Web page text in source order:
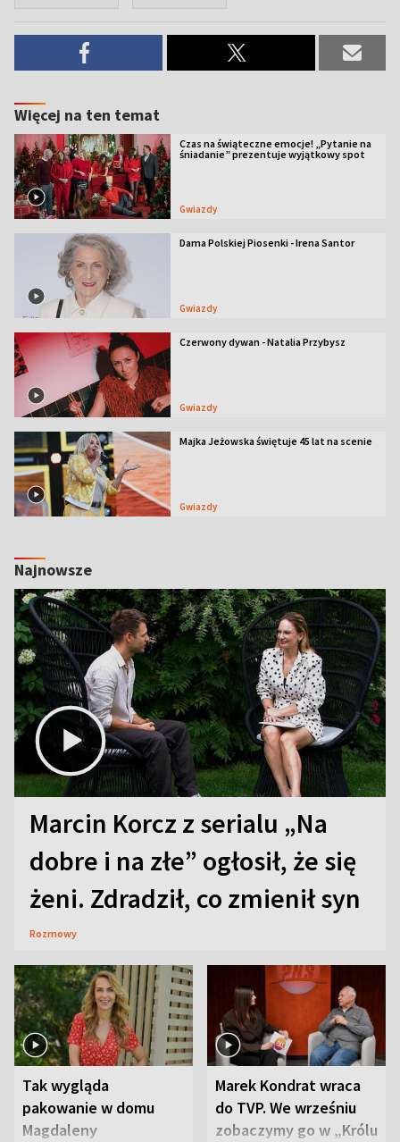
Więcej na ten temat
Czas na świąteczne emocje! „Pytanie na
śniadanie” prezentuje wyjątkowy spot
Gwiazdy
Dama Polskiej Piosenki - Irena Santor
Gwiazdy
Czerwony dywan - Natalia Przybysz
Gwiazdy
Majka Jeżowska świętuje 45 lat na scenie
Gwiazdy
Najnowsze
Marcin Korcz z serialu „Na
dobre i na złe” ogłosił, że się
żeni. Zdradził, co zmienił syn
Rozmowy
Tak wygląda
pakowanie w domu
Magdaleny
Marek Kondrat wraca
do TVP. We wrześniu
zobaczymy go w „Królu